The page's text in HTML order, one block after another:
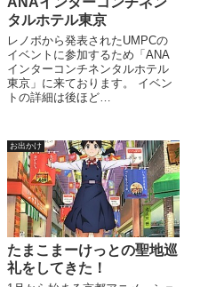
タルホテル東京
レノボから発表されたUMPCの
イベントに参加するため「ANA
インターコンチネンタルホテル
東京」に来ております。 イベン
トの詳細は後ほど…
お出かけ
たまこまーけっとの聖地巡
礼をしてきた！